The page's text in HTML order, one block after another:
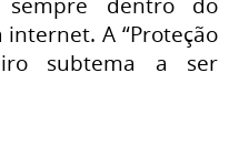
A “Proteção
subtema a ser